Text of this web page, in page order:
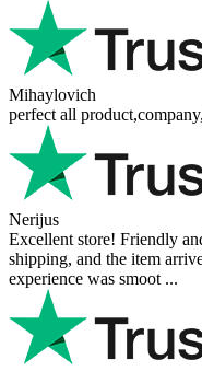
Mihaylovich
perfect all
Nerijus
Excellent store! Friendly
shipping, and the item
experience was smoot ...